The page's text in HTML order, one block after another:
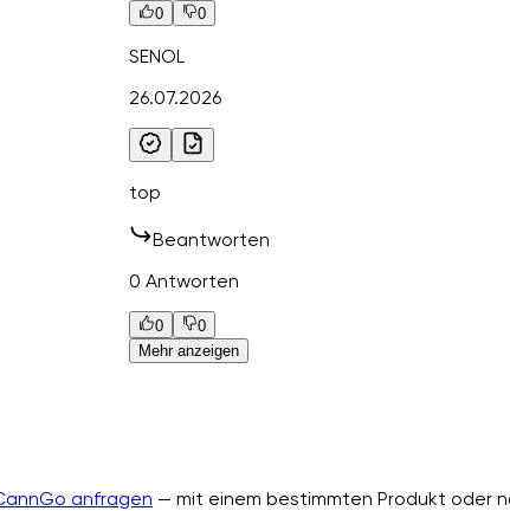
0 0
SENOL
26.07.2026
top
Beantworten
0 Antworten
0
0
Mehr anzeigen
anfragen — mit einem bestimmten Produkt oder